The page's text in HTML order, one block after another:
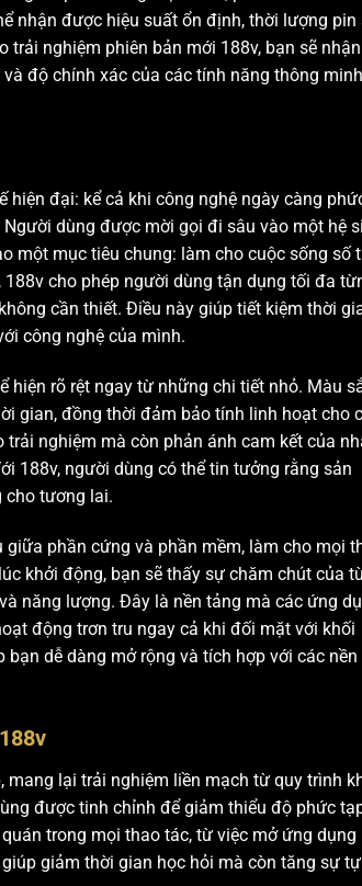
nhận được hiệu suất ổn định, thời lượng pin
nghiệm phiên bản mới 188v, bạn sẽ nhận
độ chính xác của các tính năng thông
đại: kể cả khi công nghệ ngày càng
dùng được mời gọi đi sâu vào một hệ
một mục tiêu chung: làm cho cuộc sống số
cho phép người dùng tận dụng tối đa
cần thiết. Điều này giúp tiết kiệm thời
công nghệ của mình.
rõ rệt ngay từ những chi tiết nhỏ. Màu
gian, đồng thời đảm bảo tính linh hoạt cho
nghiệm mà còn phản ánh cam kết của
188v, người dùng có thể tin tưởng rằng sản
cho tương lai.
phần cứng và phần mềm, làm cho mọi
khởi động, bạn sẽ thấy sự chăm chút của
năng lượng. Đây là nền tảng mà các ứng
động trơn tru ngay cả khi đối mặt với khối
dễ dàng mở rộng và tích hợp với các nền
lại trải nghiệm liền mạch từ quy trình
được tinh chỉnh để giảm thiểu độ phức
trong mọi thao tác, từ việc mở ứng dụng
giảm thời gian học hỏi mà còn tăng sự